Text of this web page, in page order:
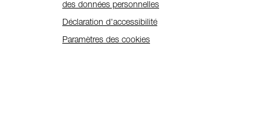
des données personnelles
Déclaration d'accessibilité
Paramètres des cookies